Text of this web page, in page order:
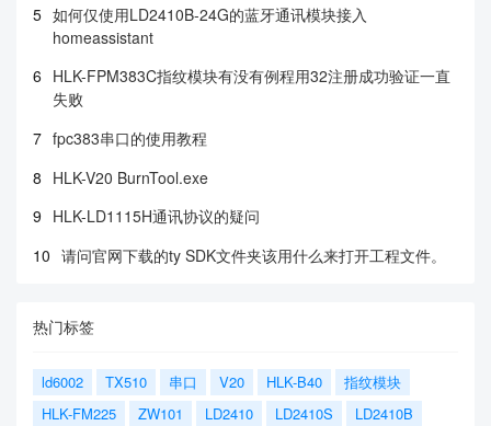
5 如何仅使用LD2410B-24G的蓝牙通讯模块接入
homeassistant
6 HLK-FPM383C指纹模块有没有例程用32注册成功验证一直
失败
7 fpc383串口的使用教程
8 HLK-V20 BurnTool.exe
9 HLK-LD1115H通讯协议的疑问
10 请问官网下载的ty SDK文件夹该用什么来打开工程文件。
热门标签
ld6002 TX510 串口 V20 HLK-B40
指纹模块
HLK-FM225
ZW101 LD2410 LD2410S
LD2410B